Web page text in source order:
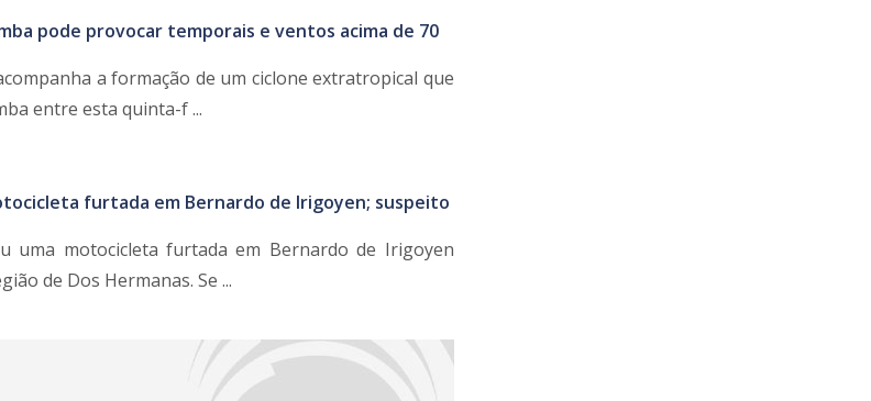
pode provocar temporais e ventos acima de 70
a formação de um ciclone extratropical que
entre esta quinta-f ...
furtada em Bernardo de Irigoyen; suspeito
uma motocicleta furtada em Bernardo de Irigoyen
de Dos Hermanas. Se ...